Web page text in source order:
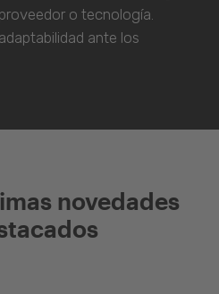
o tecnología.
ante los
novedades